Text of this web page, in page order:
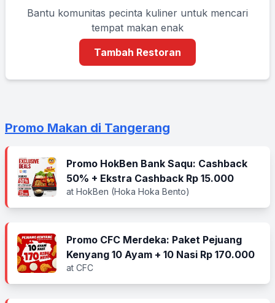
Bantu komunitas pecinta kuliner untuk mencari
tempat makan enak
Tambah Restoran
Promo Makan di Tangerang
Promo HokBen Bank Saqu: Cashback
50% + Ekstra Cashback Rp 15.000
at HokBen (Hoka Hoka Bento)
Promo CFC Merdeka: Paket Pejuang
Kenyang 10 Ayam + 10 Nasi Rp 170.000
at CFC